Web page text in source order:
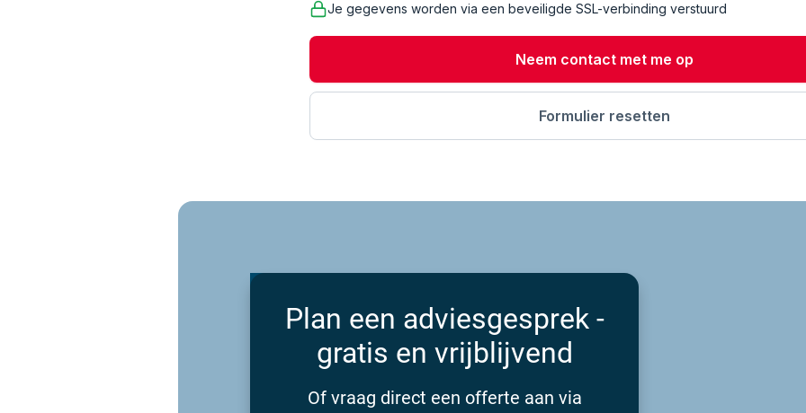
Je gegevens worden via een beveiligde SSL-verbinding verstuurd
Plan een adviesgesprek -
gratis en vrijblijvend
Of vraag direct een offerte aan via